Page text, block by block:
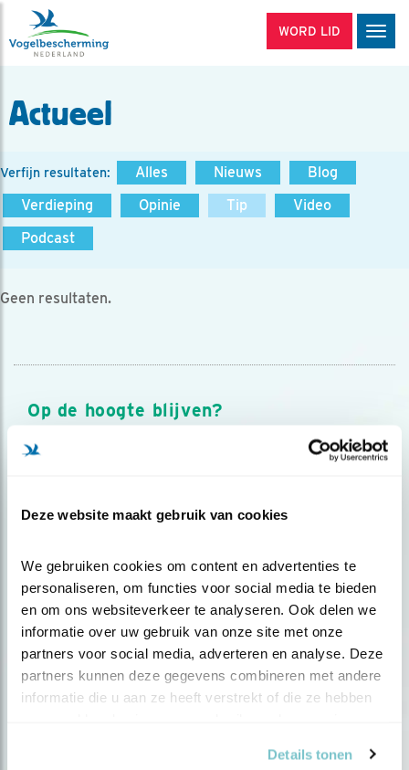
Deze website maakt gebruik van cookies
We gebruiken cookies om content en advertenties te
personaliseren, om functies voor social media te bieden
en om ons websiteverkeer te analyseren. Ook delen we
informatie over uw gebruik van onze site met onze
partners voor social media, adverteren en analyse. Deze
partners kunnen deze gegevens combineren met andere
informatie die u aan ze heeft verstrekt of die ze hebben
Details tonen
WORD LID
Actueel
Verfijn resultaten: Alles Nieuws
Blog
Verdieping
Opinie Tip
Video
Podcast
Geen resultaten.
Op de hoogte blijven?
Meld je aan en ontvang nieuws, inspiratie, acties en tips
over vogels en activiteiten van Vogelbescherming.